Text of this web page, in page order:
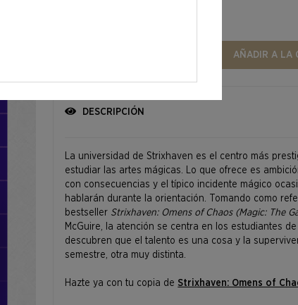
AÑADIR A LA
DESCRIPCIÓN
La universidad de Strixhaven es el centro más
estudiar las artes mágicas. Lo que ofrece es
con consecuencias y el típico incidente mágico
hablarán durante la orientación. Tomando como
bestseller Strixhaven: Omens of Chaos (Magic: The
McGuire, la atención se centra en los estudiantes
descubren que el talento es una cosa y la
semestre, otra muy distinta.
Hazte ya con tu copia de Strixhaven: Omens of